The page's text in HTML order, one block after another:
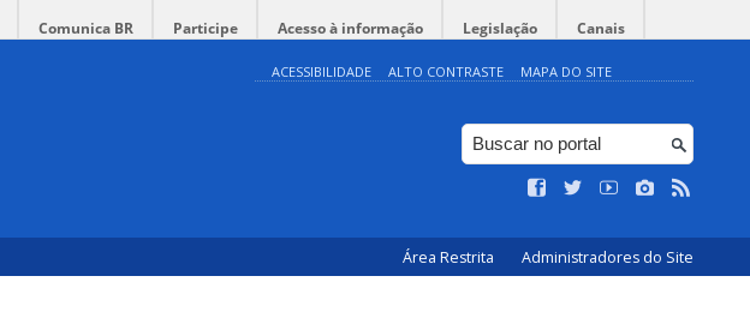
Comunica BR Participe Acesso à informação Legislação Canais
ACESSIBILIDADE ALTO CONTRASTE MAPA DO SITE
Área Restrita Administradores do Site